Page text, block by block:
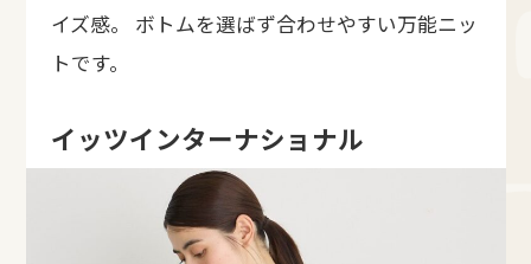
イズ感。 ボトムを選ばず合わせやすい万能ニッ
トです。
イッツインターナショナル